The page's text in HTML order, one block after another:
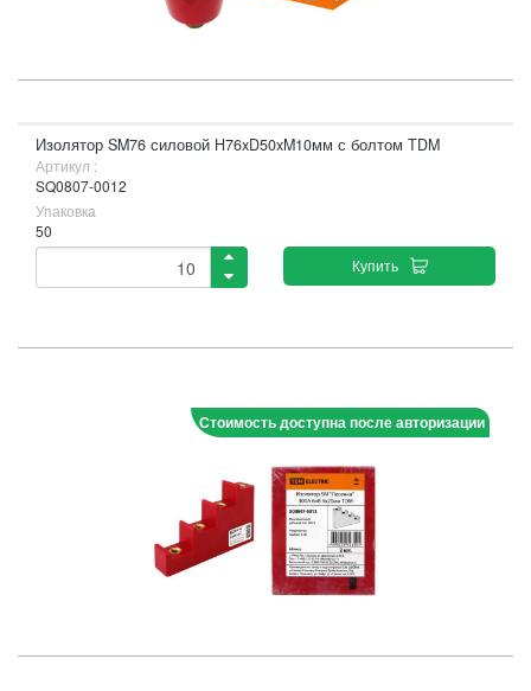
Изолятор SM76 силовой H76xD50xM10мм с болтом TDM
Артикул :
SQ0807-0012
Упаковка
50
Купить
Стоимость доступна после авторизации